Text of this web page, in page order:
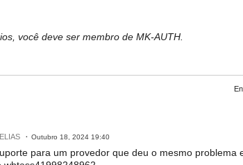
você deve ser membro de MK-AUTH.
Outubro 18, 2024 19:40
para um provedor que deu o mesmo